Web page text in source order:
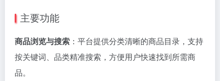
主要功能
商品浏览与搜索 ：平台提供分类清晰的商品目录，支持
按关键词、品类精准搜索，方便用户快速找到所需商
品。